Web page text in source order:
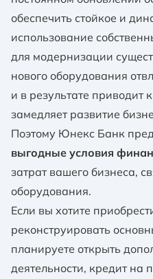
обеспечить стойкое и
использование
для модернизации
нового оборудования
и в результате приводит
замедляет развитие
Поэтому Юнекс Банк
выгодные условия
затрат вашего бизнеса,
оборудования.
Если вы хотите
реконструировать
планируете открыть
деятельности, кредит на